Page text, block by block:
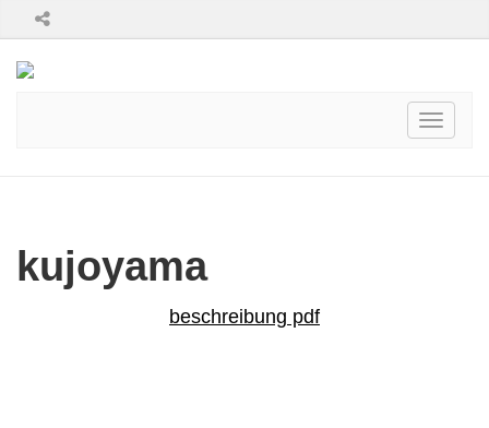
Toggle
kujoyama
beschreibung pdf